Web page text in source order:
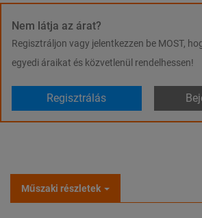
Nem látja az árat?
Regisztráljon vagy jelentkezzen be MOST,
egyedi áraikat és közvetlenül rendelhessen!
Regisztrálás
Műszaki részletek